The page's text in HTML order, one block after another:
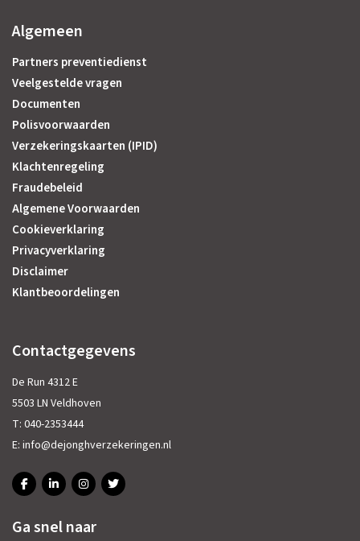
Algemeen
Partners preventiedienst
Veelgestelde vragen
Documenten
Polisvoorwaarden
Verzekeringskaarten (IPID)
Klachtenregeling
Fraudebeleid
Algemene Voorwaarden
Cookieverklaring
Privacyverklaring
Disclaimer
Klantbeoordelingen
Contactgegevens
De Run 4312 E
5503 LN Veldhoven
T: 040-2353444
E: info@dejonghverzekeringen.nl
Ga snel naar